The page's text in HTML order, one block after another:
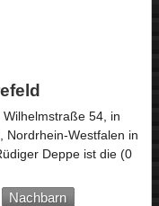
Wilhelmstraße 54, in
Nordrhein-Westfalen in
Deppe ist die (0
Nachbarn